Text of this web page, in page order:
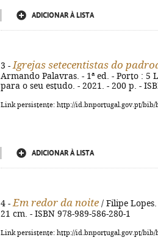
ADICIONAR À LISTA
3 - Igrejas setecentistas do
Armando Palavras. - 1ª ed. - Porto : 5
para o seu estudo. - 2021. - 200 p. -
Link persistente: http://id.bnportugal.gov.pt/bib/
ADICIONAR À LISTA
4 - Em redor da noite / Filipe
21 cm. - ISBN 978-989-586-280-1
Link persistente: http://id.bnportugal.gov.pt/bib/